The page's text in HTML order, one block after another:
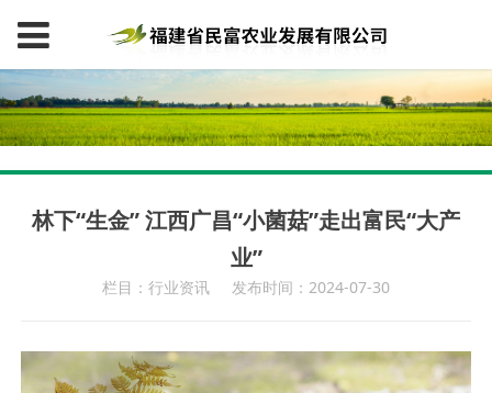
林下“生金” 江西广昌“小菌菇”走出富民“大产
业”
栏目：行业资讯 发布时间：2024-07-30